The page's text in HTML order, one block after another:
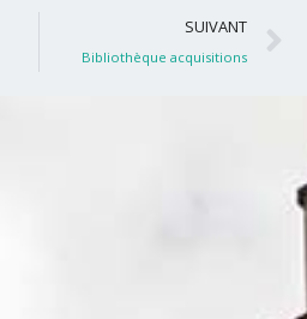
SUIVANT
Bibliothèque acquisitions